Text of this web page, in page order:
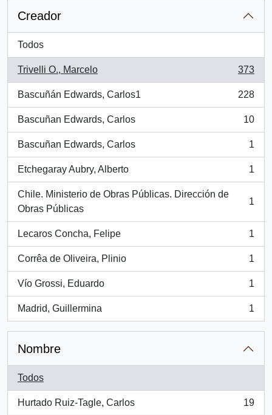
Creador
Todos
Trivelli O., Marcelo
, 373 resultados
373
Bascuñán Edwards, Carlos1
, 228 resultados
228
Bascuñan Edwards, Carlos
, 10 resultados
10
Bascuñan Edwards, Carlos
, 1 resultados
1
Etchegaray Aubry, Alberto
, 1 resultados
1
Chile. Ministerio de Obras Públicas. Dirección de
Obras Públicas
, 1 resultados
1
Lecaros Concha, Felipe
, 1 resultados
1
Corrêa de Oliveira, Plinio
, 1 resultados
1
Vío Grossi, Eduardo
, 1 resultados
1
Madrid, Guillermina
, 1 resultados
1
Nombre
Todos
Hurtado Ruiz-Tagle, Carlos
, 19 resultados
19